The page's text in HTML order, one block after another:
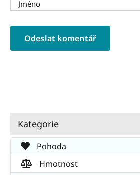
Kategorie
Pohoda
Hmotnost